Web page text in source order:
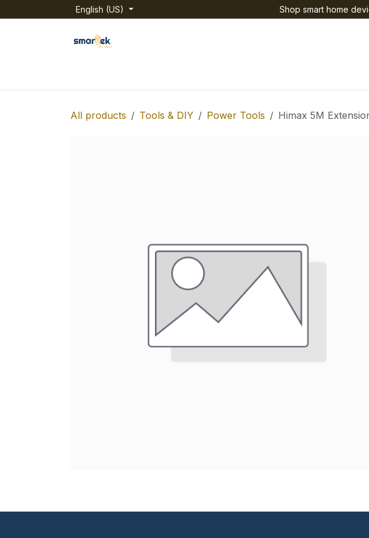
English (US) Shop smart home
All products Tools & DIY Power Tools Himax 5M